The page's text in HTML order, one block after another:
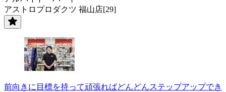
アストロプロダクツ 福山店[29]
前向きに目標を持って頑張ればどんどんステップアップでき